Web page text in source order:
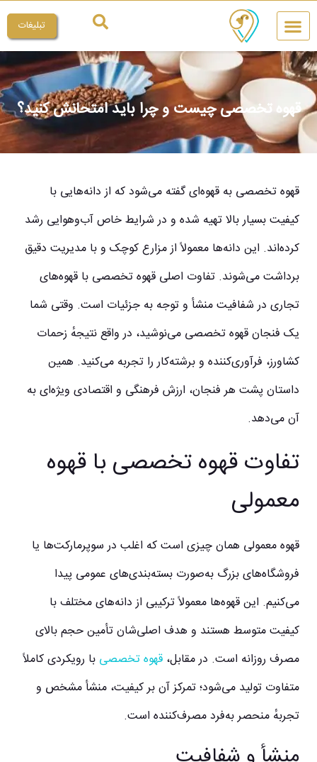
تبلیغات
قهوه تخصصی چیست و چرا باید امتحانش کنید؟
قهوه تخصصی به قهوه‌ای گفته می‌شود که از دانه‌هایی با
کیفیت بسیار بالا تهیه شده و در شرایط خاص آب‌وهوایی رشد
کرده‌اند. این دانه‌ها معمولاً از مزارع کوچک و با مدیریت دقیق
برداشت می‌شوند. تفاوت اصلی قهوه تخصصی با قهوه‌های
تجاری در شفافیت منشأ و توجه به جزئیات است. وقتی شما
یک فنجان قهوه تخصصی می‌نوشید، در واقع نتیجهٔ زحمات
کشاورز، فرآوری‌کننده و برشته‌کار را تجربه می‌کنید. همین
داستان پشت هر فنجان، ارزش فرهنگی و اقتصادی ویژه‌ای به
آن می‌دهد.
تفاوت قهوه تخصصی با قهوه
معمولی
قهوه معمولی همان چیزی است که اغلب در سوپرمارکت‌ها یا
فروشگاه‌های بزرگ به‌صورت بسته‌بندی‌های عمومی پیدا
می‌کنیم. این قهوه‌ها معمولاً ترکیبی از دانه‌های مختلف با
کیفیت متوسط هستند و هدف اصلی‌شان تأمین حجم بالای
مصرف روزانه است. در مقابل، قهوه تخصصی با رویکردی کاملاً
متفاوت تولید می‌شود؛ تمرکز آن بر کیفیت، منشأ مشخص و
تجربهٔ منحصر به‌فرد مصرف‌کننده است.